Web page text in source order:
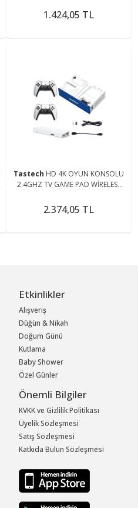
1.424,05 TL
Tastech HD 4K OYUN KONSOLU
2.4GHZ TV GAME PAD WİRELESS
KONSOLU
2.374,05 TL
Etkinlikler
Alışveriş
Düğün & Nikah
Doğum Günü
Kutlama
Baby Shower
Özel Günler
Önemli Bilgiler
KVKK ve Gizlilik Politikası
Üyelik Sözleşmesi
Satış Sözleşmesi
Katkıda Bulun Sözleşmesi